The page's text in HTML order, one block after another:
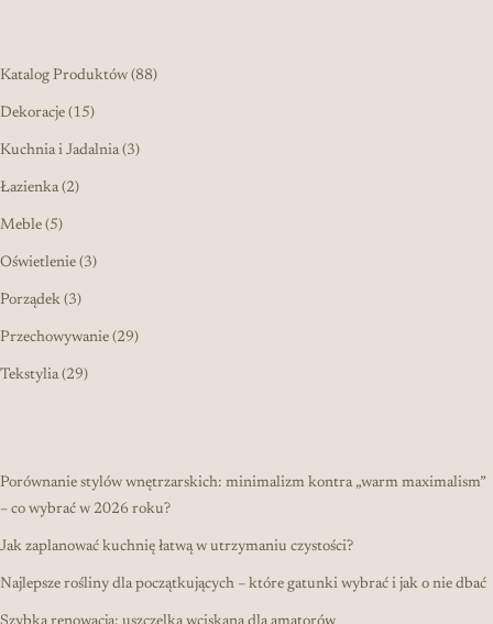
Katalog Produktów 8888 produktów
Dekoracje 1515 produktów
Kuchnia i Jadalnia 33 produkty
Łazienka 22 produkty
Meble 55 produktów
Oświetlenie 33 produkty
Porządek 33 produkty
Przechowywanie 2929 produktów
Tekstylia 2929 produktów
Porównanie stylów wnętrzarskich: minimalizm kontra „warm maximalism”
– co wybrać w 2026 roku?
Jak zaplanować kuchnię łatwą w utrzymaniu czystości?
Najlepsze rośliny dla początkujących – które gatunki wybrać i jak o nie dbać